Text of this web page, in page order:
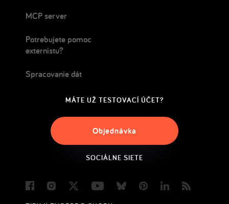
MCP server
Potrebujete pomoc
externistu?
Spracovanie dát
MÁTE UŽ TESTOVACÍ ÚČET?
Objednávka
SOCIÁLNE SIETE
FacebookInstagram
Twitter YoutubeBlueskyPinterestLinkedIn